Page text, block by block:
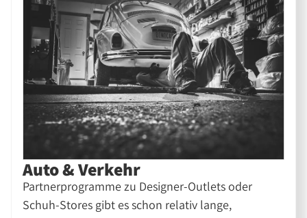
Auto & Verkehr
Partnerprogramme zu Designer-Outlets oder
Schuh-Stores gibt es schon relativ lange,